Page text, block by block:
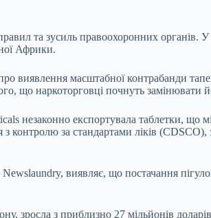
та зусиль правоохоронних органів.
Африки.
масштабної контрабанди
що наркоторговці почнуть
незаконно експортувала таблетки, що
контролю за стандартами ліків
виявляє, що постачання
зросла з приблизно 27 мільйонів